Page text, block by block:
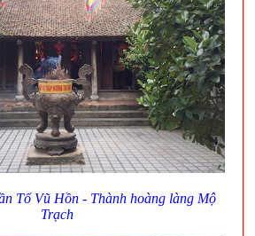
Tổ Vũ Hồn - Thành hoàng làng Mộ
Trạch